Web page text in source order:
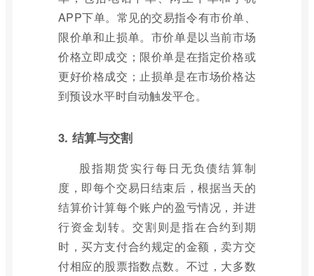
APP下单。常见的交易指令有市价单、
限价单和止损单。市价单是以当前市场
价格立即成交；限价单是在指定价格或
更好价格成交；止损单是在市场价格达
到预设水平时自动触发平仓。
3. 结算与交割
股指期货实行每日无负债结算制
度，即每个交易日结束后，根据当天的
结算价计算每个账户的盈亏情况，并进
行资金划转。交割则是指在合约到期
时，买方支付合约规定的金额，卖方交
付相应的股票指数点数。不过，大多数